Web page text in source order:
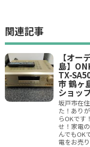
関連記事
【オー
島】
TX-
市 鶴ヶ
ショッ
坂戸市在
た！あり
らOKです
せ！家電
んでもOK
電をお売